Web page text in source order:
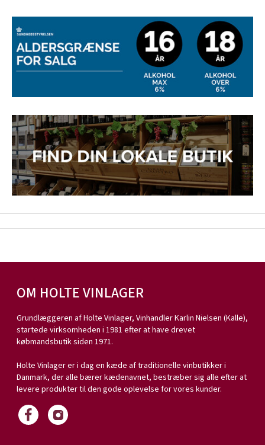
OM HOLTE VINLAGER
Grundlæggeren af Holte Vinlager, Vinhandler Karlin Nielsen (Kalle),
startede virksomheden i 1981 efter at have drevet
købmandsbutik siden 1971.
Holte Vinlager er i dag en kæde af traditionelle vinbutikker i
Danmark, der alle bærer kædenavnet, bestræber sig alle efter at
levere produkter til den gode oplevelse for vores kunder.